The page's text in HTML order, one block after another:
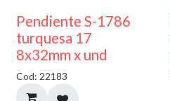
50% DESCUENTO
Pendiente S-1786
turquesa 17
8x32mm x und
Cod: 22183